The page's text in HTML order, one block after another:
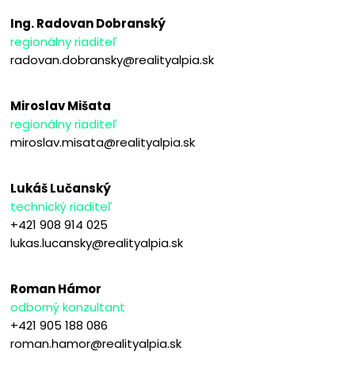
Ing. Radovan Dobranský
regionálny riaditeľ
radovan.dobransky@realityalpia.sk
Miroslav Mišata
regionálny riaditeľ
miroslav.misata@realityalpia.sk
Lukáš Lučanský
technický riaditeľ
+421 908 914 025
lukas.lucansky@realityalpia.sk
Roman Hámor
odborný konzultant
+421 905 188 086
roman.hamor@realityalpia.sk